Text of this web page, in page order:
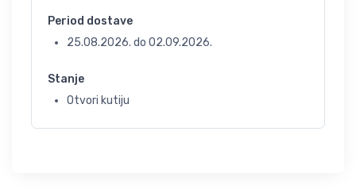
Period dostave
25.08.2026. do 02.09.2026.
Stanje
Otvori kutiju